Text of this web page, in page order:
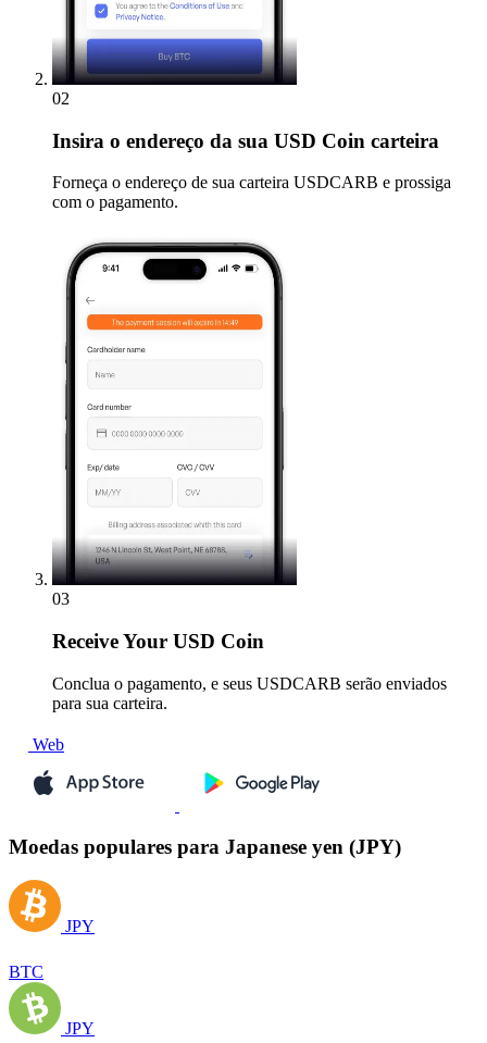
02
Insira o endereço da sua USD Coin carteira
Forneça o endereço de sua carteira USDCARB e prossiga
com o pagamento.
03
ReceiveYour USD Coin
Conclua o pagamento, e seus USDCARB serão enviados
para sua carteira.
Web
Moedas populares para Japanese yen (JPY)
JPY
BTC
JPY